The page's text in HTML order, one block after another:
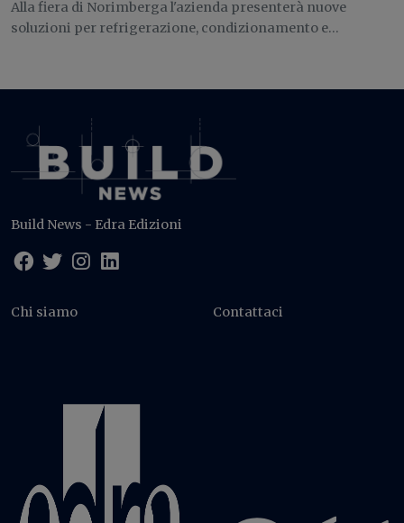
Alla fiera di Norimberga l'azienda presenterà nuove
soluzioni per refrigerazione, condizionamento e...
Build News - Edra Edizioni
Chi siamo Contattaci